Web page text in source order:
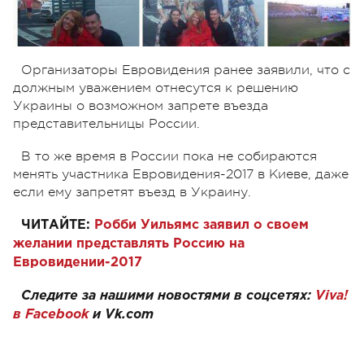
Организаторы Евровидения ранее заявили, что с
должным уважением отнесутся к решению
Украины о возможном запрете въезда
представительницы России.
В то же время в России пока не собираются
менять участника Евровидения-2017 в Киеве, даже
если ему запретят въезд в Украину.
ЧИТАЙТЕ: Робби Уильямс заявил о своем
желании представлять Россию на
Евровидении-2017
Следите за нашими новостями в соцсетях: Viva!
в Facebookи Vk.com